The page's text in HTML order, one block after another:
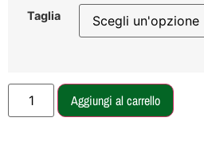
Taglia
Aggiungi al carrello